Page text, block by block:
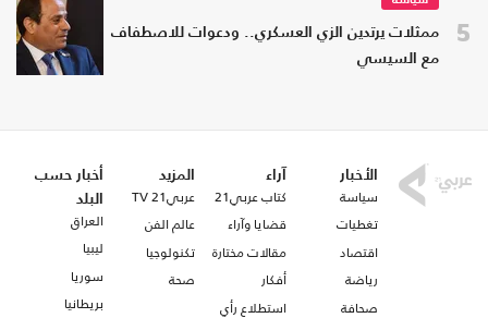
5
ممثلات يرتدين الزي العسكري.. ودعوات للاصطفاف
مع السيسي
الأخبار
سياسة
تغطيات
اقتصاد
رياضة
صحافة
آراء
كتاب عربي21
قضايا وآراء
مقالات مختارة
أفكار
استطلاع رأي
المزيد
عربي21 TV
عالم الفن
تكنولوجيا
صحة
أخبار حسب
البلد
العراق
ليبيا
سوريا
بريطانيا